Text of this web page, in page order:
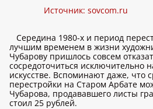
Источник: sovcom.ru
Середина 1980-х и период
лучшим временем в жизни
Чубарову пришлось совсем
сосредоточиться исключительно
искусстве. Вспоминают даже, что
перестройки на Старом Арбате
Чубарова, продававшего листы
стоил 25 рублей.